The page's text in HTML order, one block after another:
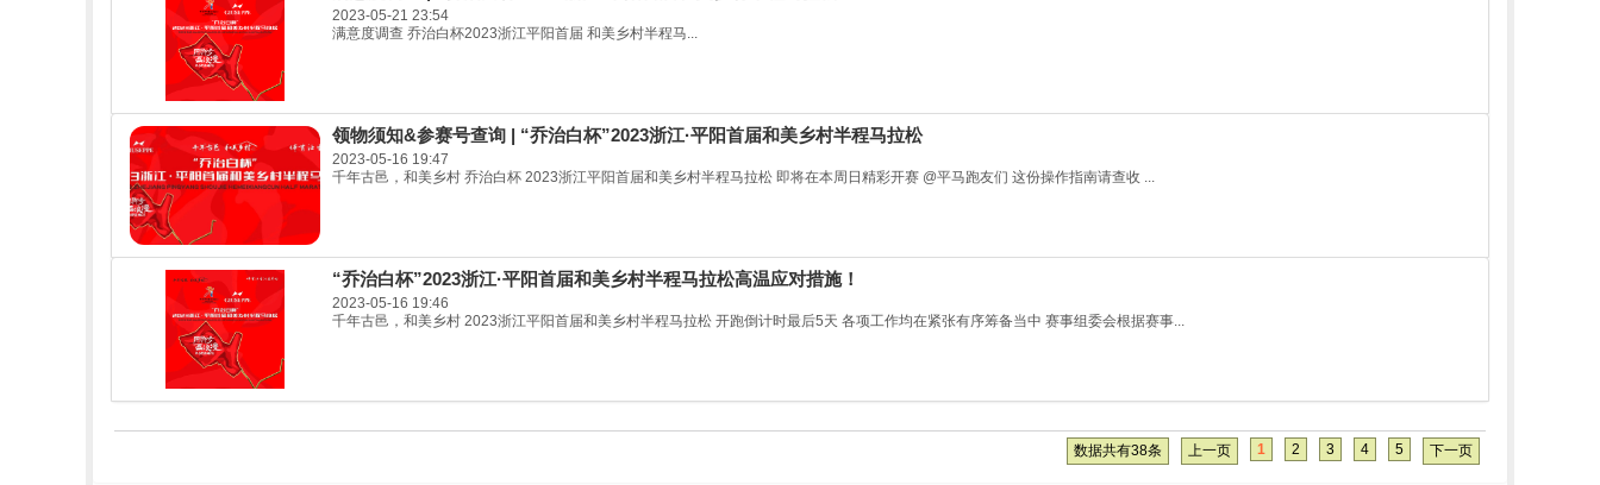
2023-05-21 23:54
满意度调查 乔治白杯2023浙江平阳首届 和美乡村半程马...
领物须知&参赛号查询 | “乔治白杯”2023浙江·平阳首届和美乡村半程马拉松
2023-05-16 19:47
千年古邑，和美乡村 乔治白杯 2023浙江平阳首届和美乡村半程马拉松 即将在本周日精彩开赛 @平马跑友们 这份操作指南请查收 ...
“乔治白杯”2023浙江·平阳首届和美乡村半程马拉松高温应对措施！
2023-05-16 19:46
千年古邑，和美乡村 2023浙江平阳首届和美乡村半程马拉松 开跑倒计时最后5天 各项工作均在紧张有序筹备当中 赛事组委会根据赛事...
数据共有38条 上一页 1 2 3 4 5 下一页